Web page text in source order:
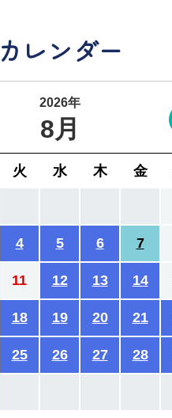
カレンダー
2026年
8月
火 水 木 金
4 5 6 7
11 12 13 14
18 19 20 21
25 26 27 28